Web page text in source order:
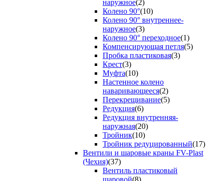
наружное(2)
Колено 90°(10)
Колено 90° внутреннее-
наружное(3)
Колено 90° переходное(1)
Компенсирующая петля(5)
Пробка пластиковая(3)
Крест(3)
Муфта(10)
Настенное колено
наваривающееся(2)
Перекрещивание(5)
Редукция(6)
Редукция внутренняя-
наружная(20)
Тройник(10)
Тройник редуцированный(17)
Вентили и шаровые краны FV-Plast
(Чехия)(37)
Вентиль пластиковый
шаровой(8)